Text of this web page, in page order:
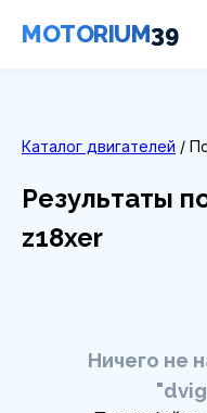
MOTORIUM39
Каталог двигателей /
Результаты
z18xer
Ничего не